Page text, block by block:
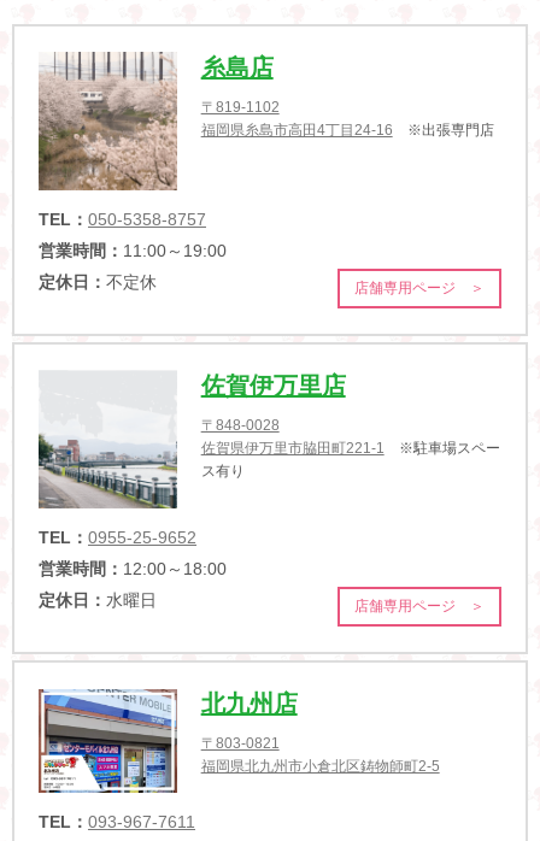
糸島店
〒819-1102
福岡県糸島市高田4丁目24-16 ※出張専門店
TEL： 050-5358-8757
営業時間： 11:00～19:00
定休日： 不定休 店舗専用ページ ＞
佐賀伊万里店
〒848-0028
佐賀県伊万里市脇田町221-1 ※駐車場スペー
ス有り
TEL： 0955-25-9652
営業時間： 12:00～18:00
定休日： 水曜日 店舗専用ページ ＞
北九州店
〒803-0821
福岡県北九州市小倉北区鋳物師町2-5
TEL： 093-967-7611